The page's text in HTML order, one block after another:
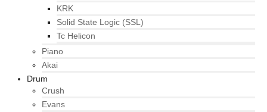
KRK
Solid State Logic (SSL)
Tc Helicon
Piano
Akai
Drum
Crush
Evans